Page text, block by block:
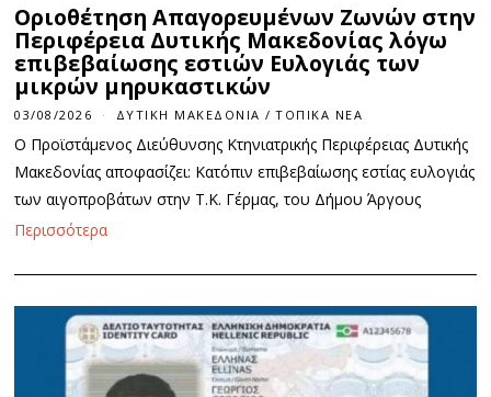
Οριοθέτηση Απαγορευμένων Ζωνών στην
Περιφέρεια Δυτικής Μακεδονίας λόγω
επιβεβαίωσης εστιών Ευλογιάς των
μικρών μηρυκαστικών
03/08/2026 ΔΥΤΙΚΉ ΜΑΚΕΔΟΝΊΑ / ΤΟΠΙΚΆ ΝΈΑ
Ο Προϊστάμενος Διεύθυνσης Κτηνιατρικής Περιφέρειας Δυτικής
Μακεδονίας αποφασίζει: Κατόπιν επιβεβαίωσης εστίας ευλογιάς
των αιγοπροβάτων στην Τ.Κ. Γέρμας, του Δήμου Άργους
Περισσότερα